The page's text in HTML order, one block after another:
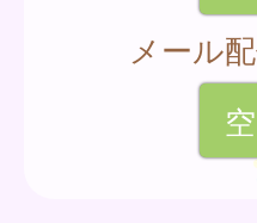
メール